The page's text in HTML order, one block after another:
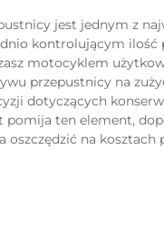
jest jednym z
kontrolującym ilość
motocyklem
przepustnicy na
dotyczących
pomija ten element,
oszczędzić na